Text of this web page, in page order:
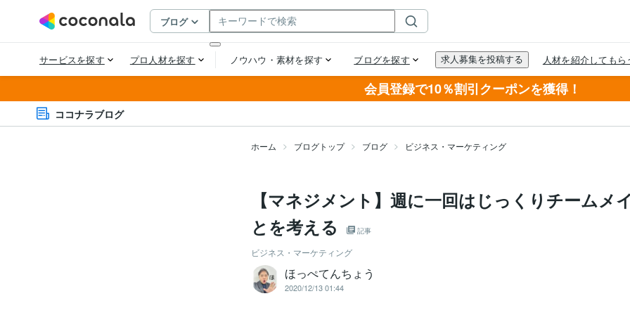
会員登録で10％割引クーポンを獲得！
ココナラブログ
ホーム ブログトップ ブログ ビジネス・マーケティング
【マネジメント】週に一回はじっくりチームメ
とを考える
記事
ビジネス・マーケティング
ほっぺてんちょう
2020/12/13 01:44